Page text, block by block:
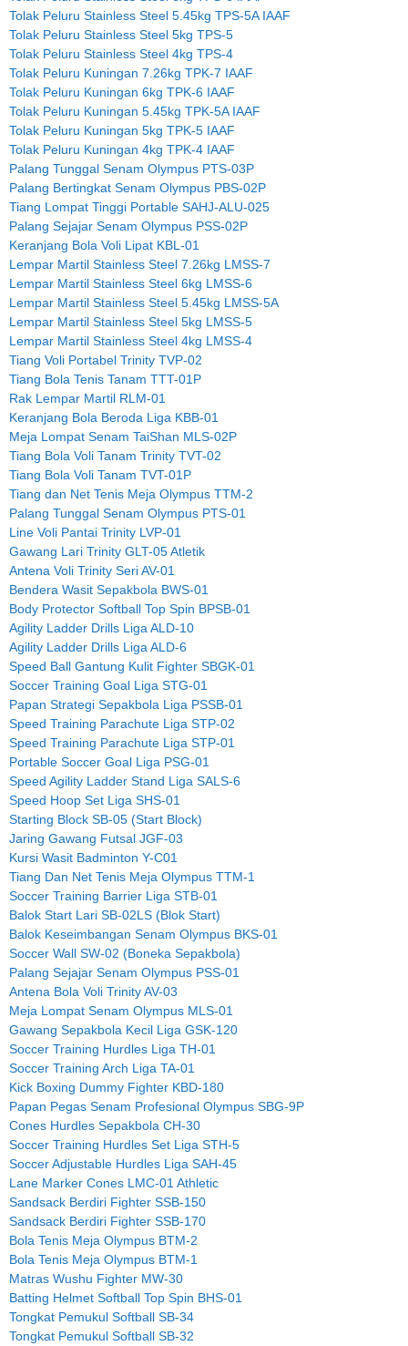
Tolak Peluru Stainless Steel 5.45kg TPS-5A IAAF
Tolak Peluru Stainless Steel 5kg TPS-5
Tolak Peluru Stainless Steel 4kg TPS-4
Tolak Peluru Kuningan 7.26kg TPK-7 IAAF
Tolak Peluru Kuningan 6kg TPK-6 IAAF
Tolak Peluru Kuningan 5.45kg TPK-5A IAAF
Tolak Peluru Kuningan 5kg TPK-5 IAAF
Tolak Peluru Kuningan 4kg TPK-4 IAAF
Palang Tunggal Senam Olympus PTS-03P
Palang Bertingkat Senam Olympus PBS-02P
Tiang Lompat Tinggi Portable SAHJ-ALU-025
Palang Sejajar Senam Olympus PSS-02P
Keranjang Bola Voli Lipat KBL-01
Lempar Martil Stainless Steel 7.26kg LMSS-7
Lempar Martil Stainless Steel 6kg LMSS-6
Lempar Martil Stainless Steel 5.45kg LMSS-5A
Lempar Martil Stainless Steel 5kg LMSS-5
Lempar Martil Stainless Steel 4kg LMSS-4
Tiang Voli Portabel Trinity TVP-02
Tiang Bola Tenis Tanam TTT-01P
Rak Lempar Martil RLM-01
Keranjang Bola Beroda Liga KBB-01
Meja Lompat Senam TaiShan MLS-02P
Tiang Bola Voli Tanam Trinity TVT-02
Tiang Bola Voli Tanam TVT-01P
Tiang dan Net Tenis Meja Olympus TTM-2
Palang Tunggal Senam Olympus PTS-01
Line Voli Pantai Trinity LVP-01
Gawang Lari Trinity GLT-05 Atletik
Antena Voli Trinity Seri AV-01
Bendera Wasit Sepakbola BWS-01
Body Protector Softball Top Spin BPSB-01
Agility Ladder Drills Liga ALD-10
Agility Ladder Drills Liga ALD-6
Speed Ball Gantung Kulit Fighter SBGK-01
Soccer Training Goal Liga STG-01
Papan Strategi Sepakbola Liga PSSB-01
Speed Training Parachute Liga STP-02
Speed Training Parachute Liga STP-01
Portable Soccer Goal Liga PSG-01
Speed Agility Ladder Stand Liga SALS-6
Speed Hoop Set Liga SHS-01
Starting Block SB-05 (Start Block)
Jaring Gawang Futsal JGF-03
Kursi Wasit Badminton Y-C01
Tiang Dan Net Tenis Meja Olympus TTM-1
Soccer Training Barrier Liga STB-01
Balok Start Lari SB-02LS (Blok Start)
Balok Keseimbangan Senam Olympus BKS-01
Soccer Wall SW-02 (Boneka Sepakbola)
Palang Sejajar Senam Olympus PSS-01
Antena Bola Voli Trinity AV-03
Meja Lompat Senam Olympus MLS-01
Gawang Sepakbola Kecil Liga GSK-120
Soccer Training Hurdles Liga TH-01
Soccer Training Arch Liga TA-01
Kick Boxing Dummy Fighter KBD-180
Papan Pegas Senam Profesional Olympus SBG-9P
Cones Hurdles Sepakbola CH-30
Soccer Training Hurdles Set Liga STH-5
Soccer Adjustable Hurdles Liga SAH-45
Lane Marker Cones LMC-01 Athletic
Sandsack Berdiri Fighter SSB-150
Sandsack Berdiri Fighter SSB-170
Bola Tenis Meja Olympus BTM-2
Bola Tenis Meja Olympus BTM-1
Matras Wushu Fighter MW-30
Batting Helmet Softball Top Spin BHS-01
Tongkat Pemukul Softball SB-34
Tongkat Pemukul Softball SB-32